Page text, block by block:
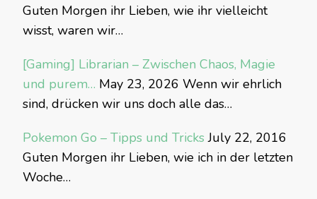
Guten Morgen ihr Lieben, wie ihr vielleicht
wisst, waren wir…
[Gaming] Librarian – Zwischen Chaos, Magie
und purem… May 23, 2026 Wenn wir ehrlich
sind, drücken wir uns doch alle das…
Pokemon Go – Tipps und Tricks July 22, 2016
Guten Morgen ihr Lieben, wie ich in der letzten
Woche…